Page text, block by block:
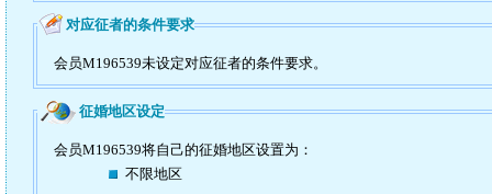
对应征者的条件要求
会员M196539未设定对应征者的条件要求。
征婚地区设定
会员M196539将自己的征婚地区设置为：
不限地区